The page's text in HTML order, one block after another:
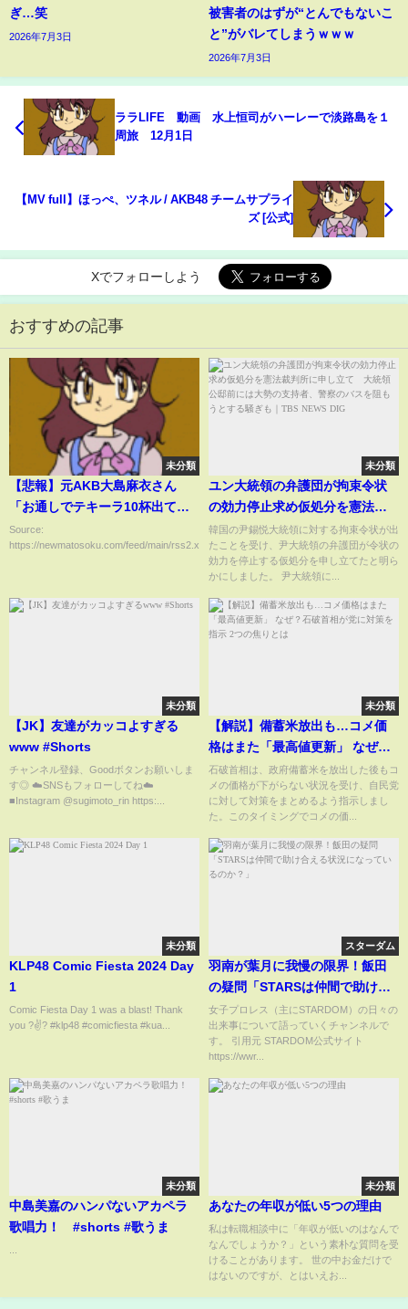
ぎ…笑
2026年7月3日
被害者のはずが“とんでもないこ
と”がバレてしまうｗｗｗ
2026年7月3日
ララLIFE 動画 水上恒司がハーレーで淡路島を１
周旅 12月1日
【MV full】ほっぺ、ツネル / AKB48 チームサプライ
ズ [公式]
Xでフォローしよう
おすすめの記事
未分類
【悲報】元AKB大島麻衣さん
「お通しでテキーラ10杯出てき
てからが本物の港区女子」
Source:
https://newmatosoku.com/feed/main/rss2.xml...
未分類
ユン大統領の弁護団が拘束令状
の効力停止求め仮処分を憲法裁
判所に申し立て 大統領公邸前
には大勢の支持者、警察のバス
を阻もうとする騒ぎも｜
韓国の尹錫悦大統領に対する拘束令状が出
たことを受け、尹大統領の弁護団が令状の
効力を停止する仮処分を申し立てたと明ら
かにしました。 尹大統領に...
未分類
【JK】友達がカッコよすぎる
www #Shorts
チャンネル登録、Goodボタンお願いしま
す◎ ☁️SNSもフォローしてね☁️
■Instagram @sugimoto_rin https:...
未分類
【解説】備蓄米放出も…コメ価
格はまた「最高値更新」 なぜ？
石破首相が党に対策を指示 2つの
焦りとは
石破首相は、政府備蓄米を放出した後もコ
メの価格が下がらない状況を受け、自民党
に対して対策をまとめるよう指示しまし
た。このタイミングでコメの価...
未分類
KLP48 Comic Fiesta 2024 Day
1
Comic Fiesta Day 1 was a blast! Thank
you ?✌? #klp48 #comicfiesta #kua...
スターダム
羽南が葉月に我慢の限界！飯田
の疑問「STARSは仲間で助け合
える状況になっているのか？」
女子プロレス（主にSTARDOM）の日々の
出来事について語っていくチャンネルで
す。 引用元 STARDOM公式サイト
https://wwr...
未分類
中島美嘉のハンパないアカペラ
歌唱力！ #shorts #歌うま
未分類
あなたの年収が低い5つの理由
私は転職相談中に「年収が低いのはなんで
なんでしょうか？」という素朴な質問を受
けることがあります。 世の中お金だけで
はないのですが、とはいえお...